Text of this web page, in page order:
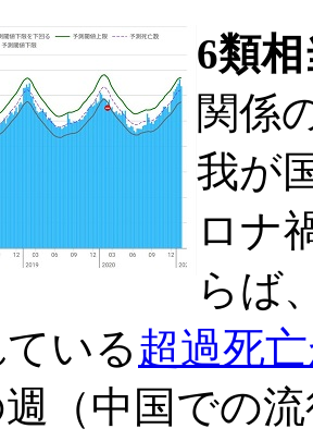
6類
関係
我が
ロナ
らば
いる超過死
（中国での